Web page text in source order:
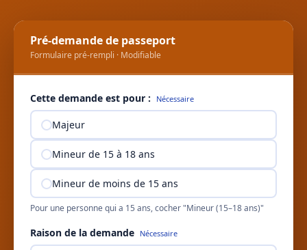
Pré-demande de passeport
Formulaire pré-rempli · Modifiable
Cette demande est pour : Nécessaire
Majeur
Mineur de 15 à 18 ans
Mineur de moins de 15 ans
Pour une personne qui a 15 ans, cocher "Mineur (15–18 ans)"
Raison de la demande Nécessaire